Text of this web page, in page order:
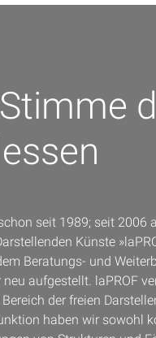
seit 1989; seit 2006
Künste
Beratungs- und
neu aufgestellt. laPROF
der freien
haben wir sowohl